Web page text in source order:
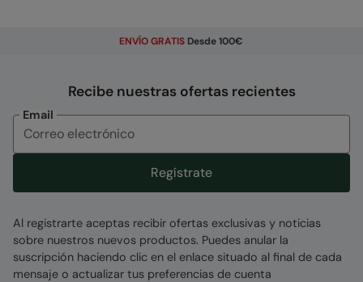
ENVÍO GRATISDesde 100€
Recibe nuestras ofertas recientes
Email
Regístrate
Al registrarte aceptas recibir ofertas exclusivas y noticias
sobre nuestros nuevos productos. Puedes anular la
suscripción haciendo clic en el enlace situado al final de cada
mensaje o actualizar tus preferencias de cuenta